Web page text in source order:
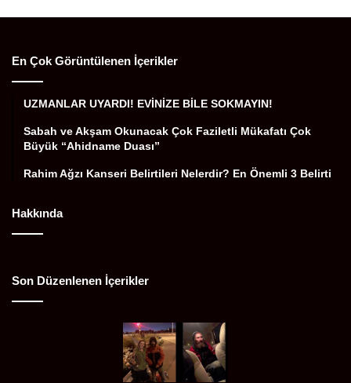
En Çok Görüntülenen İçerikler
UZMANLAR UYARDI! EVİNİZE BİLE SOKMAYIN!
Sabah ve Akşam Okunacak Çok Faziletli Mükafatı Çok
Büyük “Ahidname Duası”
Rahim Ağzı Kanseri Belirtileri Nelerdir? En Önemli 3 Belirti
Hakkında
Son Düzenlenen İçerikler